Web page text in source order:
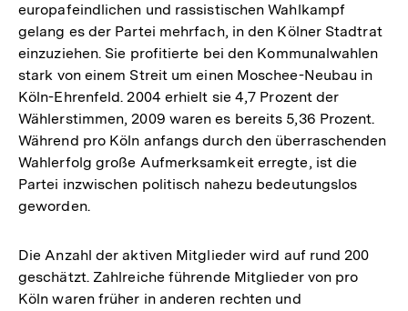
europafeindlichen und rassistischen Wahlkampf
gelang es der Partei mehrfach, in den Kölner Stadtrat
einzuziehen. Sie profitierte bei den Kommunalwahlen
stark von einem Streit um einen Moschee-Neubau in
Köln-Ehrenfeld. 2004 erhielt sie 4,7 Prozent der
Wählerstimmen, 2009 waren es bereits 5,36 Prozent.
Während pro Köln anfangs durch den überraschenden
Wahlerfolg große Aufmerksamkeit erregte, ist die
Partei inzwischen politisch nahezu bedeutungslos
geworden.
Die Anzahl der aktiven Mitglieder wird auf rund 200
geschätzt. Zahlreiche führende Mitglieder von pro
Köln waren früher in anderen rechten und